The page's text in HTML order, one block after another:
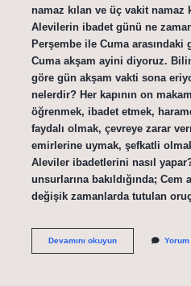
namaz kılan ve üç vakit namaz
Alevilerin ibadet günü ne
Perşembe ile Cuma arasındaki
Cuma akşam ayini diyoruz.
göre gün akşam vakti sona
nelerdir? Her kapının on
öğrenmek, ibadet etmek,
faydalı olmak, çevreye zarar
emirlerine uymak, şefkatli
Aleviler ibadetlerini nasıl
unsurlarına bakıldığında;
değişik zamanlarda tutulan
Devamını okuyunAleviler
Yorum